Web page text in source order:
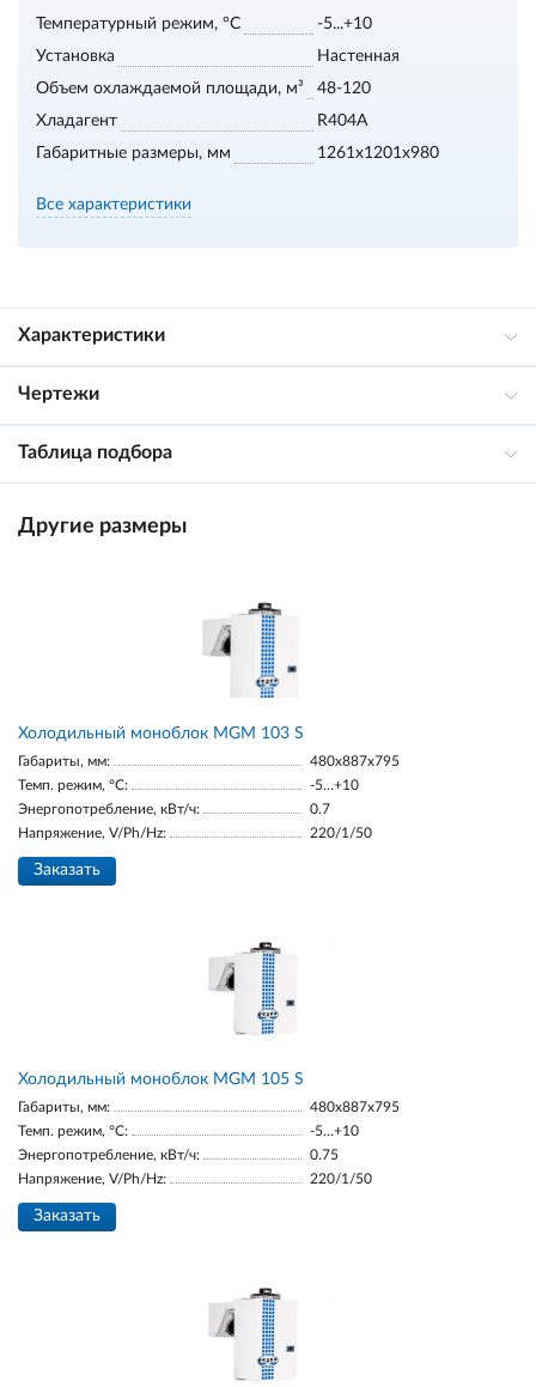
Температурный режим, °С
-5...+10
Установка
Настенная
Объем охлаждаемой площади, м³
48-120
Хладагент
R404A
Габаритные размеры, мм
1261x1201x980
Все характеристики
Характеристики
Чертежи
Таблица подбора
Другие размеры
Холодильный моноблок MGM 103 S
Габариты, мм:
480x887x795
Темп. режим, °С:
-5...+10
Энергопотребление, кВт/ч:
0.7
Напряжение, V/Ph/Hz:
220/1/50
Заказать
Холодильный моноблок MGM 105 S
Габариты, мм:
480x887x795
Темп. режим, °С:
-5...+10
Энергопотребление, кВт/ч:
0.75
Напряжение, V/Ph/Hz:
220/1/50
Заказать